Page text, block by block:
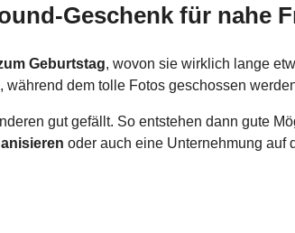
Geschenk für nahe
Geburtstag, wovon sie wirklich lange
dem tolle Fotos geschossen
gut gefällt. So entstehen dann gute
oder auch eine Unternehmung auf